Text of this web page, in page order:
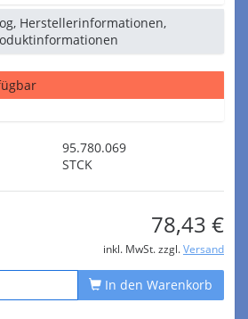
Herstellerinformationen,
95.780.069
STCK
78,43 €
inkl. MwSt. zzgl. Versand
In den Warenkorb